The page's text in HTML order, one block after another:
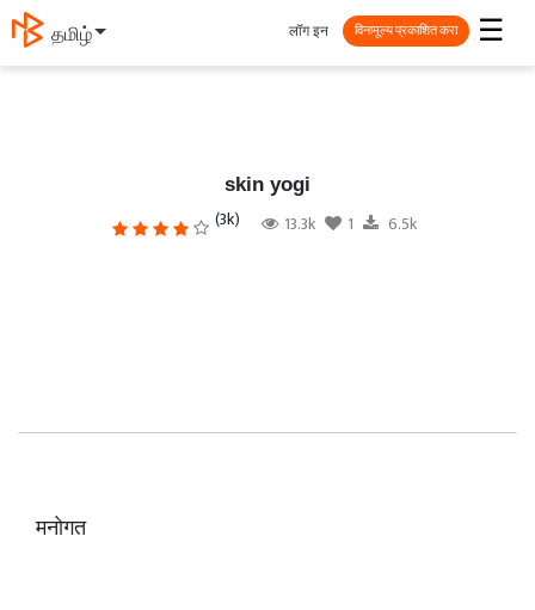
తెలుగు ☰
लॉग इन विनामूल्य प्रकाशित करा
skin yogi
(3k) 13.3k 1 6.5k
मनोगत